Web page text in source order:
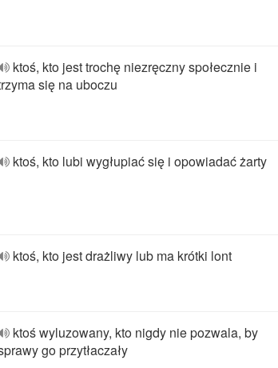
ktoś, kto jest trochę niezręczny społecznie i
się na uboczu
ktoś, kto lubi wygłupiać się i opowiadać żarty
ktoś, kto jest drażliwy lub ma krótki lont
ktoś wyluzowany, kto nigdy nie pozwala, by
go przytłaczały